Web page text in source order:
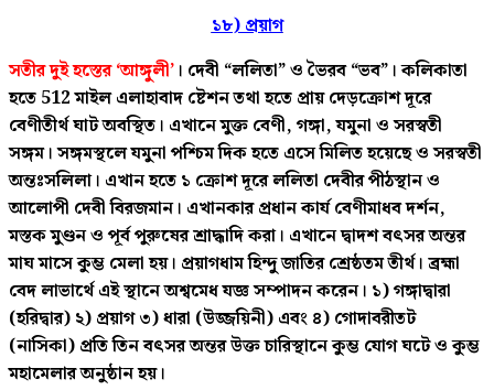
১৮) প্রয়াগ
সতীর দুই হস্তের ‘আঙ্গুলী’ । দেবী “ললিতা” ও ভৈরব “ভব”। কলিকাতা
হতে 512 মাইল এলাহাবাদ ষ্টেশন তথা হতে প্রায় দেড়ক্রোশ দূরে
বেণীতীর্থ ঘাট অবস্থিত। এখানে মুক্ত বেণী, গঙ্গা, যমুনা ও সরস্বতী
সঙ্গম। সঙ্গমস্থলে যমুনা পশ্চিম দিক হতে এসে মিলিত হয়েছে ও সরস্বতী
অন্তঃসলিলা। এখান হতে ১ ক্রোশ দূরে ললিতা দেবীর পীঠস্থান ও
আলোপী দেবী বিরজমান। এখানকার প্রধান কার্য বেণীমাধব দর্শন,
মস্তক মুণ্ডন ও পূর্ব পুরুষের শ্রাদ্ধাদি করা। এখানে দ্বাদশ বৎসর অন্তর
মাঘ মাসে কুম্ভ মেলা হয়। প্রয়াগধাম হিন্দু জাতির শ্রেষ্ঠতম তীর্থ। ব্রহ্মা
বেদ লাভার্থে এই স্থানে অশ্বমেধ যজ্ঞ সম্পাদন করেন। ১) গঙ্গাদ্বারা
(হরিদ্বার) ২) প্রয়াগ ৩) ধারা (উজ্জয়িনী) এবং ৪) গোদাবরীতট
(নাসিকা) প্রতি তিন বৎসর অন্তর উক্ত চারিস্থানে কুম্ভ যোগ ঘটে ও কুম্ভ
মহামেলার অনুষ্ঠান হয়।